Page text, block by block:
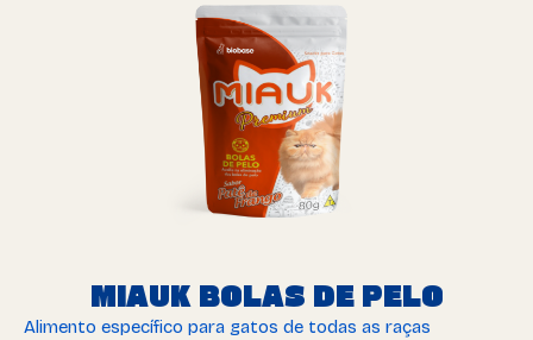
MIAUK BOLAS DE PELO
Alimento específico para gatos de todas as raças